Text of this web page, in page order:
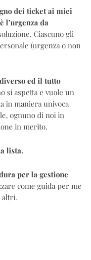
dei ticket ai miei
l’urgenza da
Ciascuno gli
(urgenza o non
ed il tutto
si aspetta e vuole un
in maniera univoca
ognuno di noi in
in merito.
lista.
per la gestione
come guida per me
altri.